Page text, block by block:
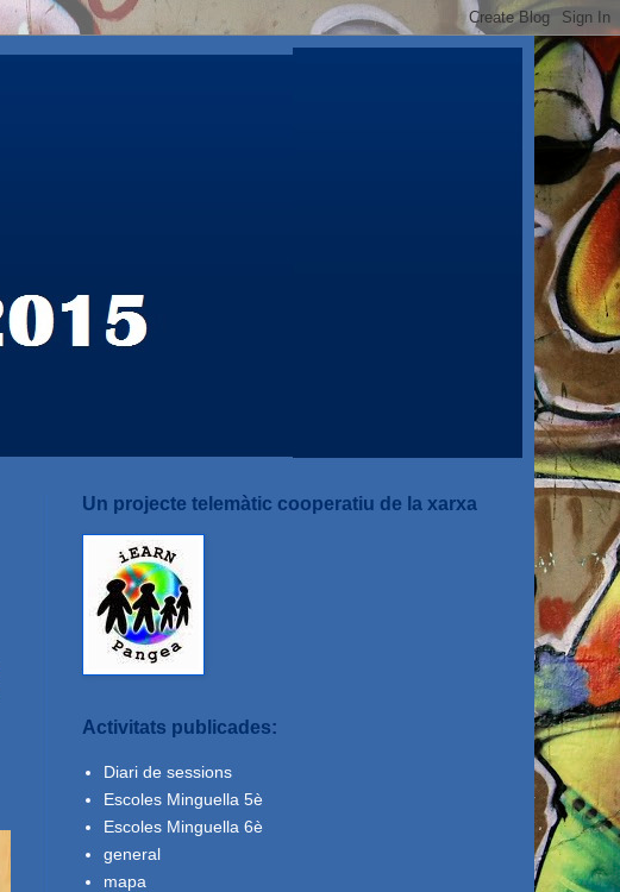
Un projecte telemàtic cooperatiu de la xarxa
Activitats publicades:
Diari de sessions
Escoles Minguella 5è
Escoles Minguella 6è
general
mapa